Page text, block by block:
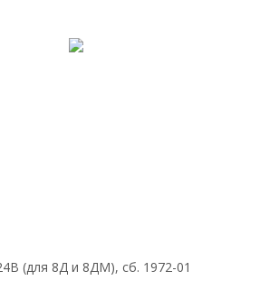
(для 8Д и 8ДМ), сб. 1972-01